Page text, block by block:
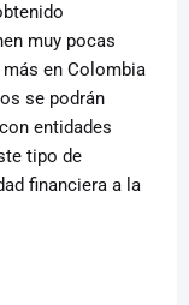
muy pocas
en Colombia
se podrán
entidades
tipo de
financiera a la